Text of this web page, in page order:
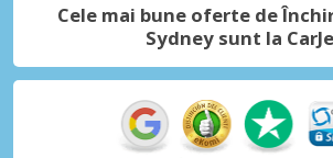
Cele mai bune oferte de
Sydney sunt la